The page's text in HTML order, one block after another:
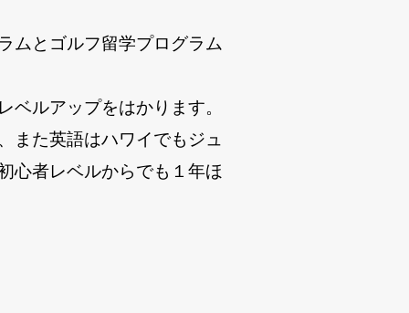
ムとゴルフ留学プログラム
ルアップをはかります。
また英語はハワイでもジュ
心者レベルからでも１年ほ